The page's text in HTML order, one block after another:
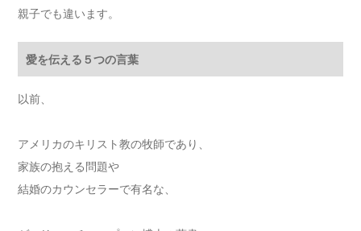
親子でも違います。
愛を伝える５つの言葉
以前、
アメリカのキリスト教の牧師であり、
家族の抱える問題や
結婚のカウンセラーで有名な、